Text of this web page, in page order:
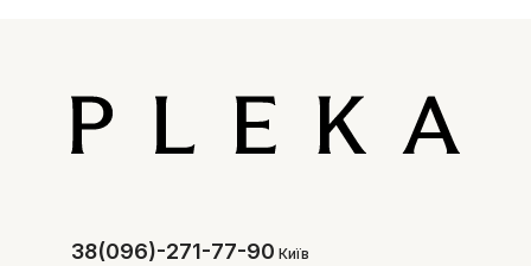
38(096)-271-77-90 Київ